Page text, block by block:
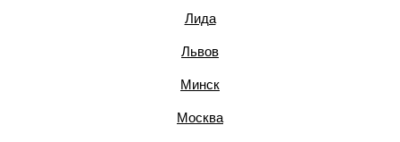
Лида
Львов
Минск
Москва